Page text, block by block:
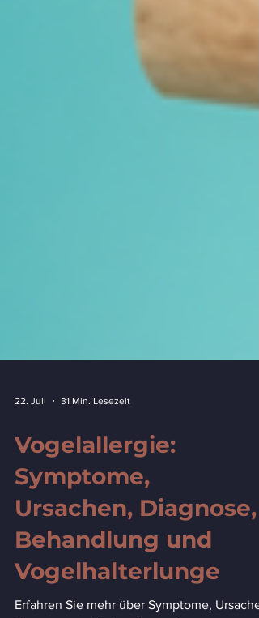
Vogelallergie:
Symptome,
Ursachen, Diagnose,
Behandlung und
Vogelhalterlunge